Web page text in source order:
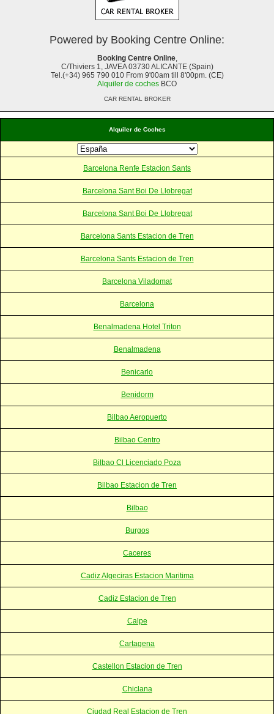
Alquiler de Coches
Barcelona Renfe Estacion Sants
Barcelona Sant Boi De Llobregat
Barcelona Sant Boi De Llobregat
Barcelona Sants Estacion de Tren
Barcelona Sants Estacion de Tren
Barcelona Viladomat
Barcelona
Benalmadena Hotel Triton
Benalmadena
Benicarlo
Benidorm
Bilbao Aeropuerto
Bilbao Centro
Bilbao Cl Licenciado Poza
Bilbao Estacion de Tren
Bilbao
Burgos
Caceres
Cadiz Algeciras Estacion Maritima
Cadiz Estacion de Tren
Calpe
Cartagena
Castellon Estacion de Tren
Chiclana
Ciudad Real Estacion de Tren
Powered by Booking Centre Online:
Booking Centre Online,
C/Thiviers 1, JAVEA 03730 ALICANTE (Spain)
Tel.(+34) 965 790 010 From 9'00am till 8'00pm. (CE)
Alquiler de coches BCO
CAR RENTAL BROKER